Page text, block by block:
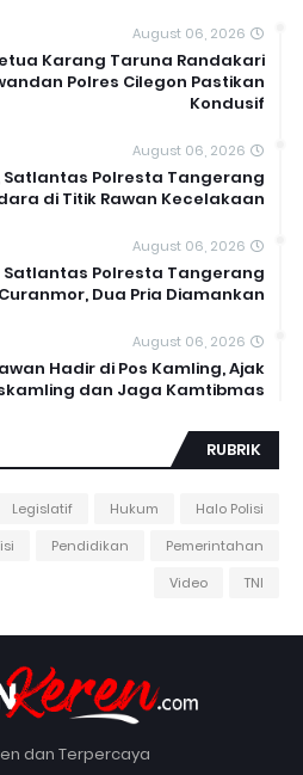
August 06, 2026
Karang Taruna Randakari
Polres Cilegon Pastikan
Kondusif
August 06, 2026
Satlantas Polresta Tangerang
di Titik Rawan Kecelakaan
August 06, 2026
Satlantas Polresta Tangerang
Dua Pria Diamankan
August 06, 2026
Hadir di Pos Kamling, Ajak
dan Jaga Kamtibmas
RUBRIK
Halo Polisi
Hukum
Legislatif
Pemerintahan
Pendidikan
TNI
Video
dan Terpercaya